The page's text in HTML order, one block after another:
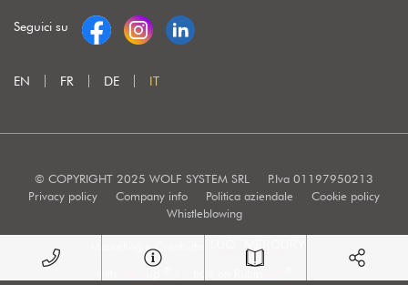
Seguici su
EN FR DE IT
© COPYRIGHT 2025 WOLF SYSTEM SRL
P.Iva 01197950213
Privacy policy
Company info Politica aziendale
Cookie policy
Whistleblowing
Marketing e Creatività: